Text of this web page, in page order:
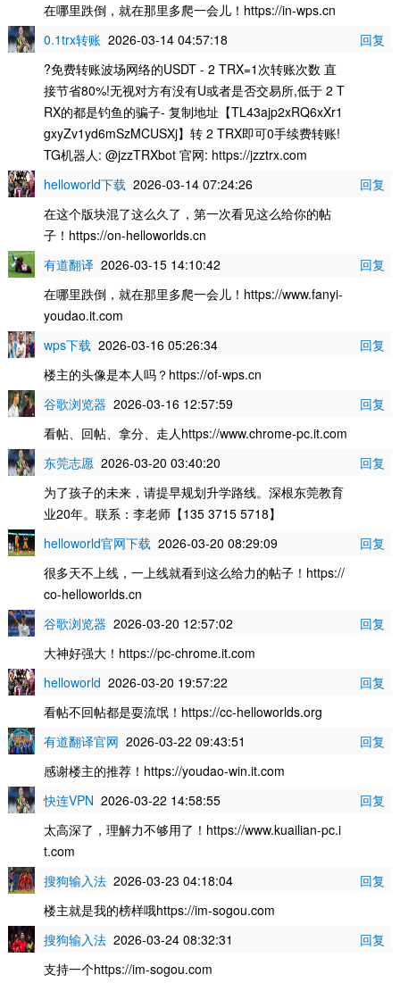
在哪里跌倒，就在那里多爬一会儿！https://in-wps.cn
0.1trx转账 2026-03-14 04:57:18
回复
?免费转账波场网络的USDT - 2 TRX=1次转账次数 直
接节省80%!无视对方有没有U或者是否交易所,低于 2 T
RX的都是钓鱼的骗子- 复制地址【TL43ajp2xRQ6xXr1
gxyZv1yd6mSzMCUSXj】转 2 TRX即可0手续费转账!
TG机器人: @jzzTRXbot 官网: https://jzztrx.com
helloworld下载 2026-03-14 07:24:26
回复
在这个版块混了这么久了，第一次看见这么给你的帖
子！https://on-helloworlds.cn
有道翻译 2026-03-15 14:10:42
回复
在哪里跌倒，就在那里多爬一会儿！https://www.fanyi-
youdao.it.com
wps下载 2026-03-16 05:26:34
回复
楼主的头像是本人吗？https://of-wps.cn
谷歌浏览器 2026-03-16 12:57:59
回复
看帖、回帖、拿分、走人https://www.chrome-pc.it.com
东莞志愿 2026-03-20 03:40:20
回复
为了孩子的未来，请提早规划升学路线。深根东莞教育
业20年。联系：李老师【135 3715 5718】
helloworld官网下载 2026-03-20 08:29:09
回复
很多天不上线，一上线就看到这么给力的帖子！https://
co-helloworlds.cn
谷歌浏览器 2026-03-20 12:57:02
回复
大神好强大！https://pc-chrome.it.com
helloworld 2026-03-20 19:57:22
回复
看帖不回帖都是耍流氓！https://cc-helloworlds.org
有道翻译官网 2026-03-22 09:43:51
回复
感谢楼主的推荐！https://youdao-win.it.com
快连VPN 2026-03-22 14:58:55
回复
太高深了，理解力不够用了！https://www.kuailian-pc.i
t.com
搜狗输入法 2026-03-23 04:18:04
回复
楼主就是我的榜样哦https://im-sogou.com
搜狗输入法 2026-03-24 08:32:31
回复
支持一个https://im-sogou.com